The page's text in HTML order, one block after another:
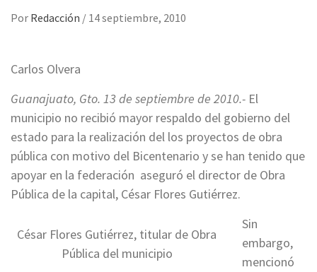
Por Redacción / 14 septiembre, 2010
Carlos Olvera
Guanajuato, Gto. 13 de septiembre de 2010.- El
municipio no recibió mayor respaldo del gobierno del
estado para la realización del los proyectos de obra
pública con motivo del Bicentenario y se han tenido que
apoyar en la federación aseguró el director de Obra
Pública de la capital, César Flores Gutiérrez.
César Flores Gutiérrez, titular de Obra
Pública del municipio
Sin
embargo,
mencionó